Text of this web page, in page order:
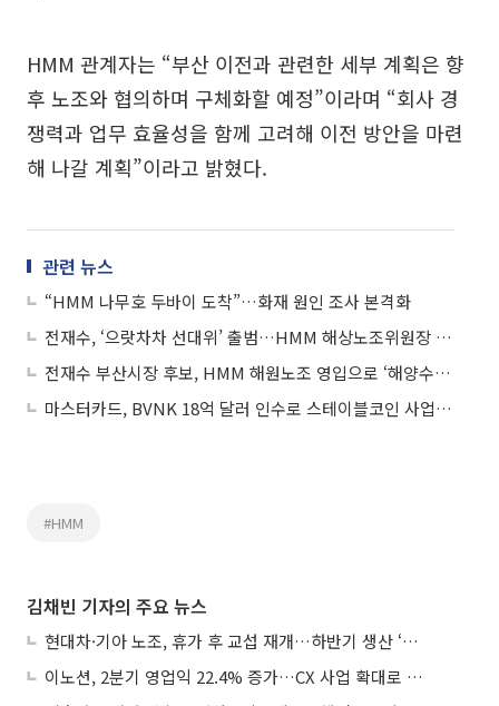
HMM 관계자는 “부산 이전과 관련한 세부 계획은 향
후 노조와 협의하며 구체화할 예정”이라며 “회사 경
쟁력과 업무 효율성을 함께 고려해 이전 방안을 마련
해 나갈 계획”이라고 밝혔다.
관련 뉴스
“HMM 나무호 두바이 도착”…화재 원인 조사 본격화
전재수, ‘으랏차차 선대위’ 출범…HMM 해상노조위원장 등 합류
전재수 부산시장 후보, HMM 해원노조 영입으로 ‘해양수도 부산’ 구상 가속
마스터카드, BVNK 18억 달러 인수로 스테이블코인 사업 본격 확장
#HMM
김채빈 기자의 주요 뉴스
현대차·기아 노조, 휴가 후 교섭 재개…하반기 생산 ‘분수령’
이노션, 2분기 영업익 22.4% 증가…CX 사업 확대로 성장세 지속